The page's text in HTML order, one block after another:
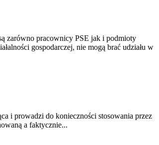
zarówno pracownicy PSE jak i podmioty
gospodarczej, nie mogą brać udziału w
i prowadzi do konieczności stosowania przez
a faktycznie...